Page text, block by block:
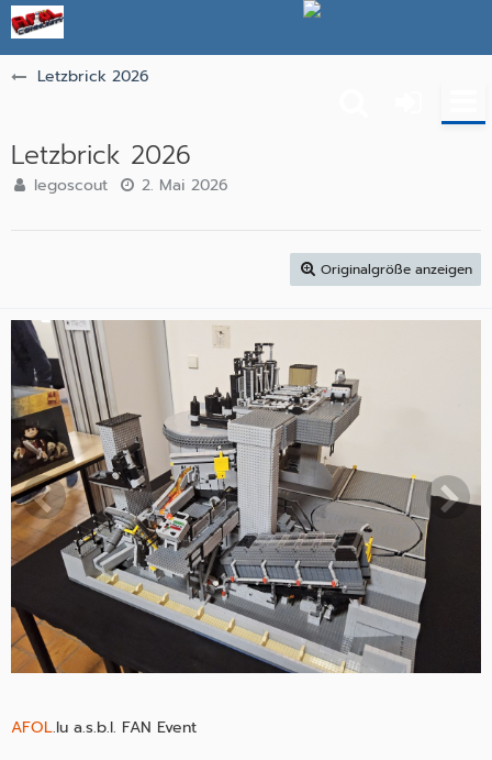
Letzbrick 2026
Letzbrick 2026
legoscout 2. Mai 2026
Originalgröße anzeigen
AFOL.lu a.s.b.l. FAN Event